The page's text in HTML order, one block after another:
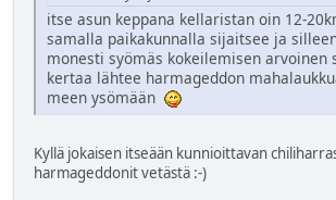
itse asun keppana kellaristan oin 12-
samalla paikakunnalla sijaitsee ja
monesti syömäs kokeilemisen arvoinen
kertaa lähtee harmageddon
meen ysömään
Kyllä jokaisen itseään kunnioittavan
harmageddonit vetästä :-)